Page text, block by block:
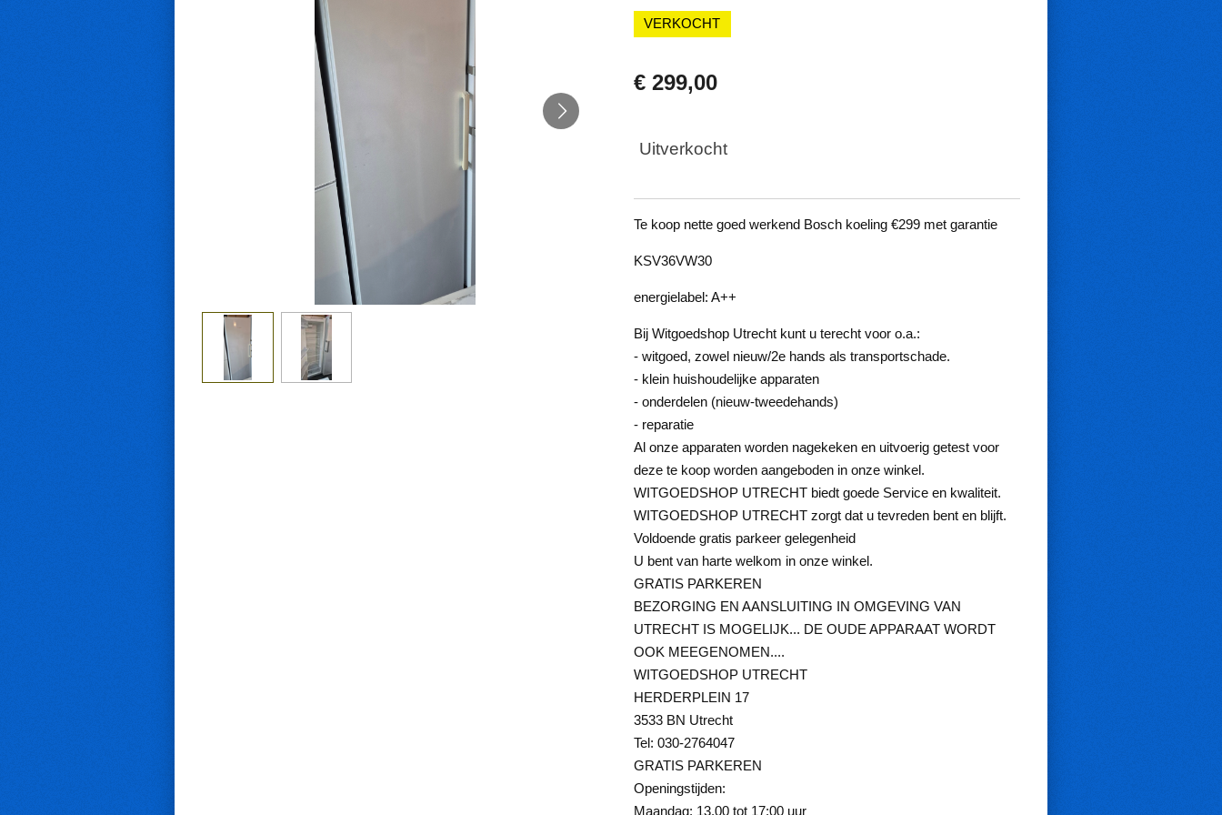
VERKOCHT
€ 299,00
Uitverkocht
Te koop nette goed werkend Bosch koeling €299 met garantie
KSV36VW30
energielabel: A++
Bij Witgoedshop Utrecht kunt u terecht voor o.a.:
- witgoed, zowel nieuw/2e hands als transportschade.
- klein huishoudelijke apparaten
- onderdelen (nieuw-tweedehands)
- reparatie
Al onze apparaten worden nagekeken en uitvoerig getest voor
deze te koop worden aangeboden in onze winkel.
WITGOEDSHOP UTRECHT biedt goede Service en kwaliteit.
WITGOEDSHOP UTRECHT zorgt dat u tevreden bent en blijft.
Voldoende gratis parkeer gelegenheid
U bent van harte welkom in onze winkel.
GRATIS PARKEREN
BEZORGING EN AANSLUITING IN OMGEVING VAN
UTRECHT IS MOGELIJK... DE OUDE APPARAAT WORDT
OOK MEEGENOMEN....
WITGOEDSHOP UTRECHT
HERDERPLEIN 17
3533 BN Utrecht
Tel: 030-2764047
GRATIS PARKEREN
Openingstijden:
Maandag: 13.00 tot 17:00 uur